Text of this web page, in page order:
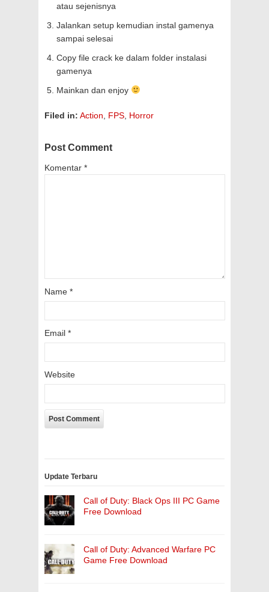
atau sejenisnya
Jalankan setup kemudian instal gamenya
sampai selesai
Copy file crack ke dalam folder instalasi
gamenya
Mainkan dan enjoy
Filed in: Action FPS Horror
Post Comment
Komentar *
Name *
Email *
Website
Update Terbaru
Call of Duty: Black Ops III PC Game
Free Download
Call of Duty: Advanced Warfare PC
Game Free Download